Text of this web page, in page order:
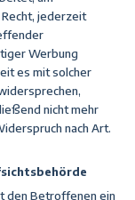
jederzeit
Werbung
es mit solcher
nicht mehr
nach Art.
den Betroffenen ein